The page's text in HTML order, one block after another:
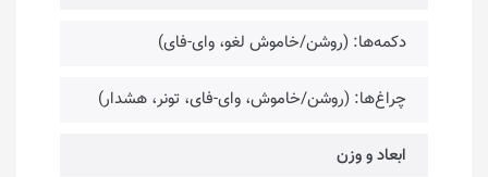
دکمه‌ها: (روشن/خاموش لغو، وای-فای)
چراغ‌ها: (روشن/خاموش، وای-فای، تونر، هشدار)
ابعاد و وزن